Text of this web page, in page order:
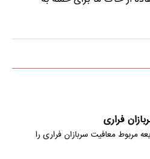
فراری
مربوط معافیت سربازان فراری را